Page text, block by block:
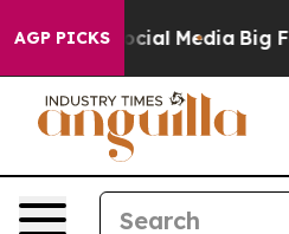
AGP PICKS
on Social Media Big Food